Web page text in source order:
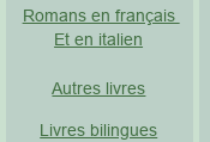
Romans en français
Et en italien
Autres livres
Livres bilingues